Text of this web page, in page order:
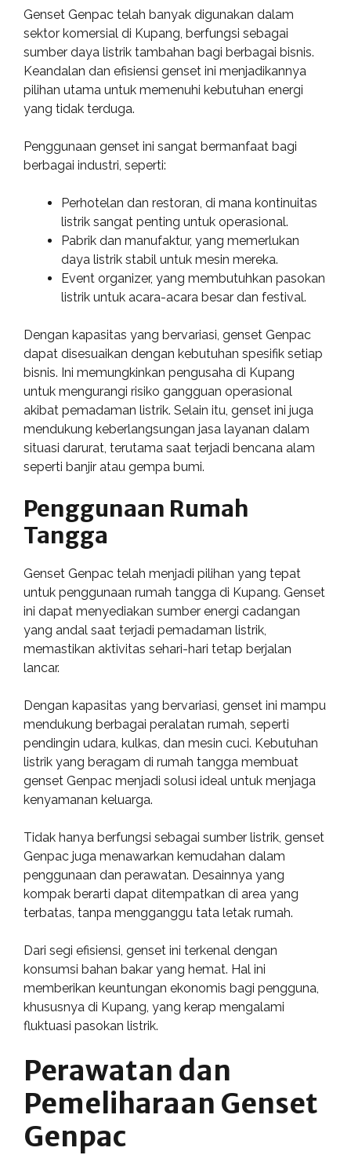
Genset Genpac telah banyak digunakan dalam
sektor komersial di Kupang, berfungsi sebagai
sumber daya listrik tambahan bagi berbagai bisnis.
Keandalan dan efisiensi genset ini menjadikannya
pilihan utama untuk memenuhi kebutuhan energi
yang tidak terduga.
Penggunaan genset ini sangat bermanfaat bagi
berbagai industri, seperti:
Perhotelan dan restoran, di mana kontinuitas
listrik sangat penting untuk operasional.
Pabrik dan manufaktur, yang memerlukan
daya listrik stabil untuk mesin mereka.
Event organizer, yang membutuhkan pasokan
listrik untuk acara-acara besar dan festival.
Dengan kapasitas yang bervariasi, genset Genpac
dapat disesuaikan dengan kebutuhan spesifik setiap
bisnis. Ini memungkinkan pengusaha di Kupang
untuk mengurangi risiko gangguan operasional
akibat pemadaman listrik. Selain itu, genset ini juga
mendukung keberlangsungan jasa layanan dalam
situasi darurat, terutama saat terjadi bencana alam
seperti banjir atau gempa bumi.
Penggunaan Rumah
Tangga
Genset Genpac telah menjadi pilihan yang tepat
untuk penggunaan rumah tangga di Kupang. Genset
ini dapat menyediakan sumber energi cadangan
yang andal saat terjadi pemadaman listrik,
memastikan aktivitas sehari-hari tetap berjalan
lancar.
Dengan kapasitas yang bervariasi, genset ini mampu
mendukung berbagai peralatan rumah, seperti
pendingin udara, kulkas, dan mesin cuci. Kebutuhan
listrik yang beragam di rumah tangga membuat
genset Genpac menjadi solusi ideal untuk menjaga
kenyamanan keluarga.
Tidak hanya berfungsi sebagai sumber listrik, genset
Genpac juga menawarkan kemudahan dalam
penggunaan dan perawatan. Desainnya yang
kompak berarti dapat ditempatkan di area yang
terbatas, tanpa mengganggu tata letak rumah.
Dari segi efisiensi, genset ini terkenal dengan
konsumsi bahan bakar yang hemat. Hal ini
memberikan keuntungan ekonomis bagi pengguna,
khususnya di Kupang, yang kerap mengalami
fluktuasi pasokan listrik.
Perawatan dan
Pemeliharaan Genset
Genpac